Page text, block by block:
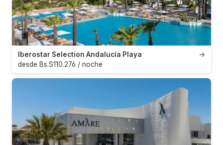
→
Iberostar Selection Andalucía Playa
desde Bs.S110.276 / noche